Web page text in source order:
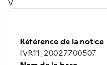
Référence de la notice
IVR11_20027700507